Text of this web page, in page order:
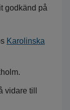
godkänd på
Karolinska
vidare till